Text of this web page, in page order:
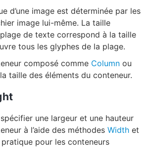
d’une image est déterminée par les
image lui-même. La taille
plage de texte correspond à la taille
tous les glyphes de la plage.
composé comme Column ou
taille des éléments du conteneur.
une largeur et une hauteur
à l’aide des méthodes Width et
pratique pour les conteneurs